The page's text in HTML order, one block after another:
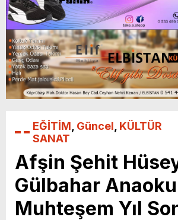
EĞİTİM Güncel KÜLTÜR
SANAT
Afşin Şehit
Gülbahar
Muhteşem Yıl